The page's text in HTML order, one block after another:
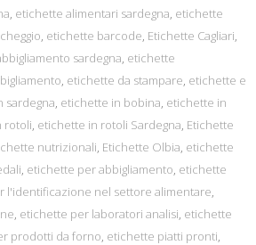
, etichette alimentari sardegna, etichette
, etichette barcode, Etichette Cagliari,
sardegna, etichette
, etichette da stampare, etichette e
sardegna, etichette in bobina, etichette in
rotoli, etichette in rotoli Sardegna, Etichette
nutrizionali, Etichette Olbia, etichette
, etichette per abbigliamento, etichette
l'identificazione nel settore alimentare,
, etichette per laboratori analisi, etichette
prodotti da forno, etichette piatti pronti,